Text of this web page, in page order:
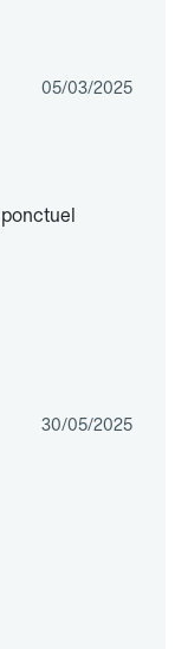
05/03/2025
30/05/2025